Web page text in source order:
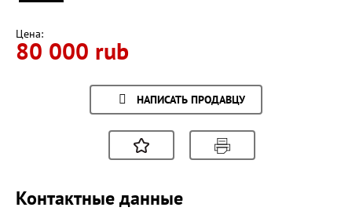
Цена:
80 000 rub
НАПИСАТЬ ПРОДАВЦУ
Контактные данные